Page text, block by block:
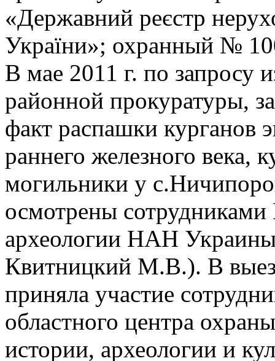
«Державний реєстр
України»; охранный №
В мае 2011 г. по запросу
районной прокуратуры,
факт распашки курганов
раннего железного века,
могильники у
осмотрены сотрудниками
археологии НАН
Квитницкий М.В.). В
приняла участие
областного центра
истории, археологии и